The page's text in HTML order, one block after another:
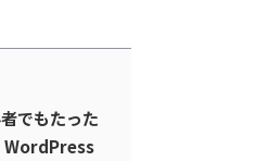
者でもたった
WordPress